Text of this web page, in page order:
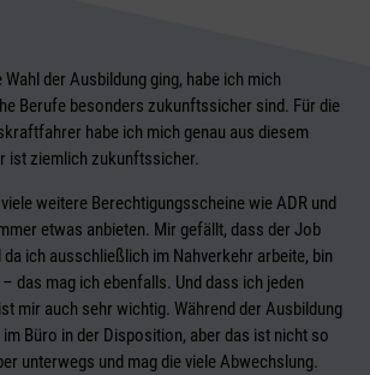
Wahl der Ausbildung ging, habe ich mich
Berufe besonders zukunftssicher sind. Für die
habe ich mich genau aus diesem
ist ziemlich zukunftssicher.
weitere Berechtigungsscheine wie ADR und
etwas anbieten. Mir gefällt, dass der Job
ich ausschließlich im Nahverkehr arbeite, bin
das mag ich ebenfalls. Und dass ich jeden
mir auch sehr wichtig. Während der Ausbildung
Büro in der Disposition, aber das ist nicht so
unterwegs und mag die viele Abwechslung.